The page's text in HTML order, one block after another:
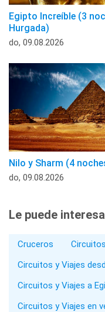
Egipto Increíble (3
Hurgada)
do, 09.08.2026
Nilo y Sharm (4
do, 09.08.2026
Le puede
Cruceros
Circuitos y Viajes
Circuitos y Viajes a
Circuitos y Viajes en